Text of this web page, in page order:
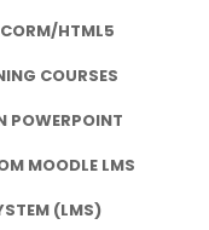
HTML5
COURSES
POWERPOINT
MOODLE LMS
(LMS)